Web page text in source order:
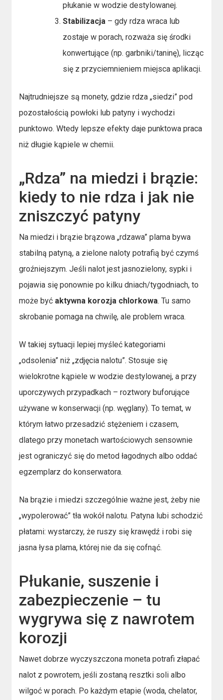
płukanie w wodzie destylowanej.
Stabilizacja – gdy rdza wraca lub
zostaje w porach, rozważa się środki
konwertujące (np. garbniki/taninę), licząc
się z przyciemnieniem miejsca aplikacji.
Najtrudniejsze są monety, gdzie rdza „siedzi” pod
pozostałością powłoki lub patyny i wychodzi
punktowo. Wtedy lepsze efekty daje punktowa praca
niż długie kąpiele w chemii.
„Rdza” na miedzi i brązie:
kiedy to nie rdza i jak nie
zniszczyć patyny
Na miedzi i brązie brązowa „rdzawa” plama bywa
stabilną patyną, a zielone naloty potrafią być czymś
groźniejszym. Jeśli nalot jest jasnozielony, sypki i
pojawia się ponownie po kilku dniach/tygodniach, to
może być aktywna korozja chlorkowa. Tu samo
skrobanie pomaga na chwilę, ale problem wraca.
W takiej sytuacji lepiej myśleć kategoriami
„odsolenia” niż „zdjęcia nalotu”. Stosuje się
wielokrotne kąpiele w wodzie destylowanej, a przy
uporczywych przypadkach – roztwory buforujące
używane w konserwacji (np. węglany). To temat, w
którym łatwo przesadzić stężeniem i czasem,
dlatego przy monetach wartościowych sensownie
jest ograniczyć się do metod łagodnych albo oddać
egzemplarz do konserwatora.
Na brązie i miedzi szczególnie ważne jest, żeby nie
„wypolerować” tła wokół nalotu. Patyna lubi schodzić
płatami: wystarczy, że ruszy się krawędź i robi się
jasna łysa plama, której nie da się cofnąć.
Płukanie, suszenie i
zabezpieczenie – tu
wygrywa się z nawrotem
korozji
Nawet dobrze wyczyszczona moneta potrafi złapać
nalot z powrotem, jeśli zostaną resztki soli albo
wilgoć w porach. Po każdym etapie (woda, chelator,